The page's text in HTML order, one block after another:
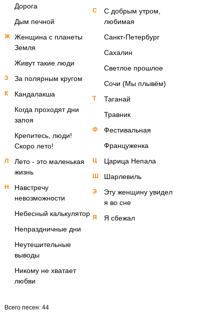
Дорога
Дым печной
Ж
Женщина с планеты
Земля
Живут такие люди
З За полярным кругом
К
Кандалакша
Когда проходят дни
запоя
Крепитесь, люди!
Скоро лето!
Л
Лето - это маленькая
жизнь
Н
Навстречу
невозможности
Небесный калькулятор
Непраздничные дни
Неутешительные
выводы
Никому не хватает
любви
С
С добрым утром,
любимая
Санкт-Петербург
Сахалин
Светлое прошлое
Сочи (Мы плывём)
Т
Таганай
Травник
Ф
Фестивальная
Француженка
Ц Царица Непала
Ш Шарлевиль
Э
Эту женщину увидел
я во сне
Я Я сбежал
Всего песен: 44